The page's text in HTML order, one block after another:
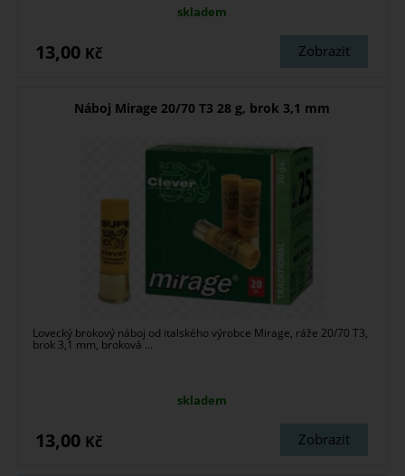
skladem
Zobrazit
13,00 Kč
Náboj Mirage 20/70 T3 28 g, brok 3,1 mm
Lovecký brokový náboj od italského výrobce Mirage, ráže 20/70 T3,
brok 3,1 mm, broková ...
skladem
Zobrazit
13,00 Kč